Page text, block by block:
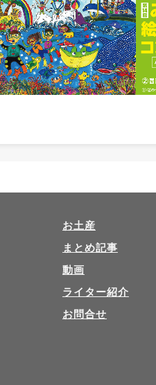
お土産
まとめ記事
動画
ライター紹介
お問合せ